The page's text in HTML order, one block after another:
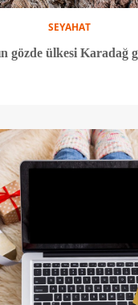
SEYAHAT
gözde ülkesi Karadağ